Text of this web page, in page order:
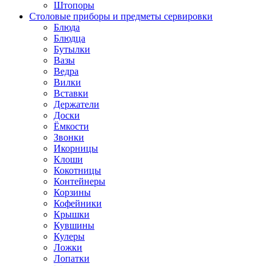
Штопоры
Столовые приборы и предметы сервировки
Блюда
Блюдца
Бутылки
Вазы
Ведра
Вилки
Вставки
Держатели
Доски
Ёмкости
Звонки
Икорницы
Клоши
Кокотницы
Контейнеры
Корзины
Кофейники
Крышки
Кувшины
Кулеры
Ложки
Лопатки